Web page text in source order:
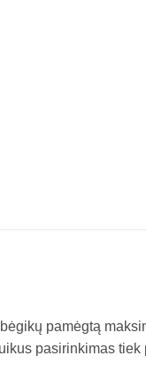
pamėgtą
pasirinkimas